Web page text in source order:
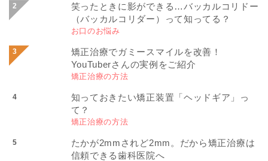
笑ったときに影ができる…バッカルコリドー
（バッカルコリダー）って知ってる？
お口のお悩み
矯正治療でガミースマイルを改善！
YouTuberさんの実例をご紹介
矯正治療の方法
知っておきたい矯正装置「ヘッドギア」っ
て？
矯正治療の方法
たかが2mmされど2mm。だから矯正治療は
信頼できる歯科医院へ